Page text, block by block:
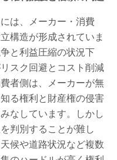
は、メーカー・消費
構造が形成されていま
と利益圧縮の状況下
スク回避とコスト削減
者側は、メーカーが無
る権利と財産権の侵害
なしています。しかし
判別することが難し
候や道路状況など複数